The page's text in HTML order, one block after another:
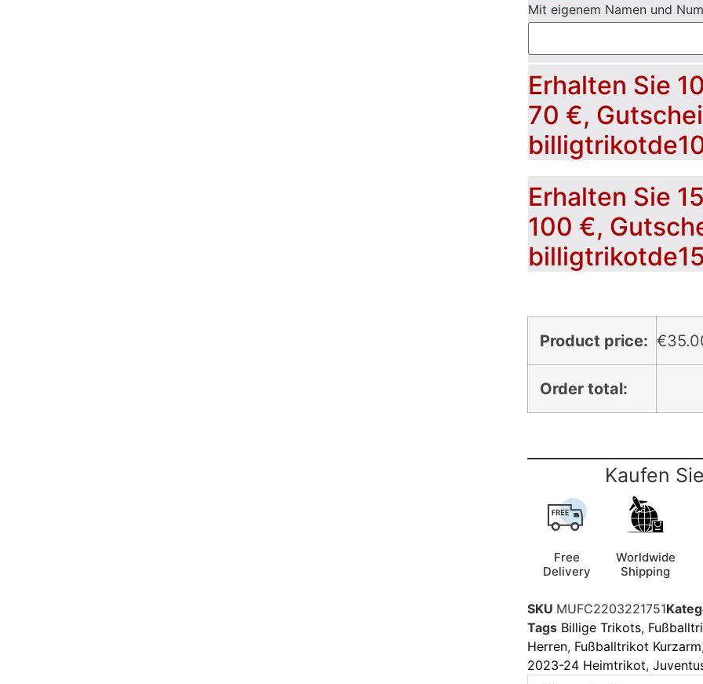
Mit eigenem Namen und
Erhalten Sie
70 €,
Erhalten Sie
100 €,
billigtrikotde15
Product price: €
Order total:
Kaufen
Free
Delivery
Worldwide
Shipping
SKU MUFC2203221751
Tags Billige Trikots,
Herren, Fußballtrikot Kurzarm,
2023-24 Heimtrikot,